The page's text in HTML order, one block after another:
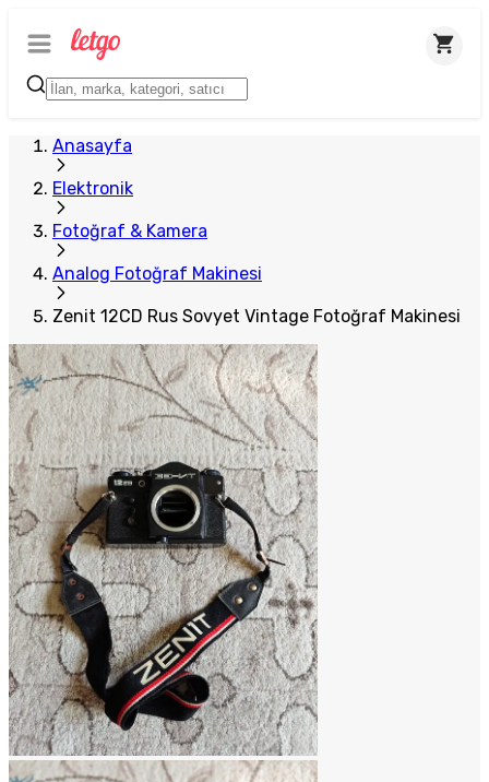
Anasayfa
Elektronik
Fotoğraf & Kamera
Analog Fotoğraf Makinesi
Zenit 12CD Rus Sovyet Vintage Fotoğraf Makinesi
Plus Satıcı